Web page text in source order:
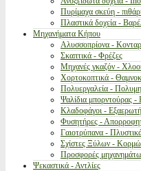
Πυρίμαχα σκεύη -
Πλαστικά δοχεία -
Μηχανήματα Κήπου
Αλυσσοπρίονα -
Σκαπτικά - Φρέζες
Μηχανές γκαζόν -
Χορτοκοπτικά -
Πολυεργαλεία -
Ψαλίδια μπορντούρας -
Κλαδοφάγοι -
Φυσητήρες -
Γαιοτρύπανα -
Σχίστες Ξύλων -
Προσφορές
Ψεκαστικά - Αντλίες